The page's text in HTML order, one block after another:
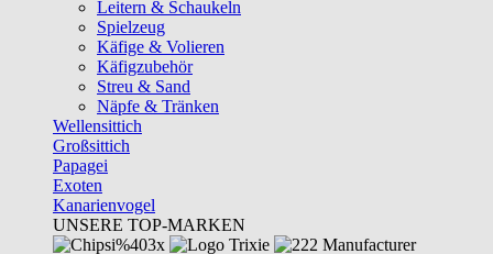
Leitern & Schaukeln
Spielzeug
Käfige & Volieren
Käfigzubehör
Streu & Sand
Näpfe & Tränken
Wellensittich
Großsittich
Papagei
Exoten
Kanarienvogel
UNSERE TOP-MARKEN